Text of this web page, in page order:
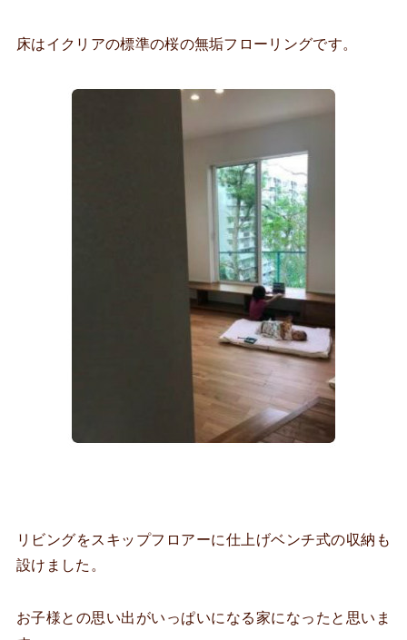
床はイクリアの標準の桜の無垢フローリングです。
リビングをスキップフロアーに仕上げベンチ式の収納も
設けました。
お子様との思い出がいっぱいになる家になったと思いま